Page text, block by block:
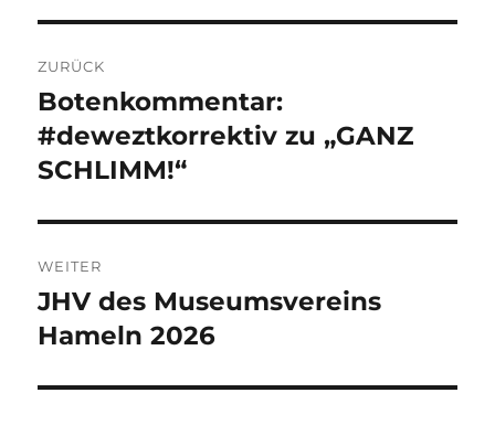
ZURÜCK
Vorheriger
Beitrag:
Botenkommentar:
#deweztkorrektiv zu „GANZ
SCHLIMM!“
WEITER
Nächster
Beitrag:
JHV des Museumsvereins
Hameln 2026